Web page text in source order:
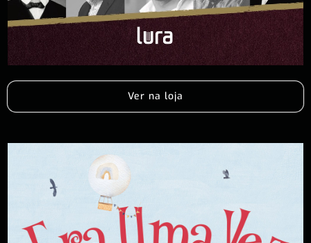
Ver na loja